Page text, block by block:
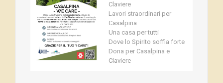
Claviere
Lavori straordinari per
Casalpina
Una casa per tutti
Dove lo Spirito soffia forte
Dona per Casalpina e
Claviere